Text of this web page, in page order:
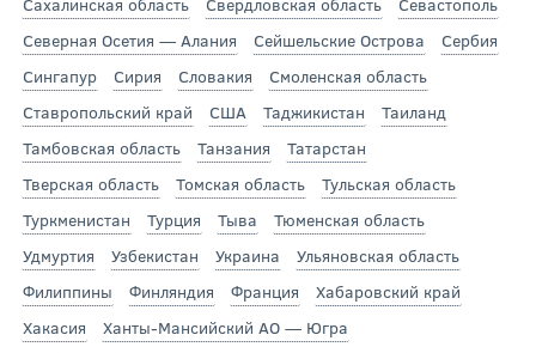
Северная Осетия — Алания
Сейшельские Острова
Сербия
Сингапур
Сирия Словакия
Смоленская область
Ставропольский край
США Таджикистан
Таиланд
Тамбовская область
Танзания
Татарстан
Тверская область
Томская область
Тульская область
Туркменистан
Турция Тыва
Тюменская область
Удмуртия
Узбекистан Украина
Ульяновская область
Филиппины
Финляндия Франция
Хабаровский край
Хакасия
Ханты-Мансийский АО — Югра